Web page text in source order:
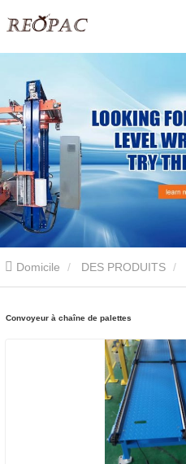
Domicile DES PRODUITS
Convoyeur à chaîne de palettes